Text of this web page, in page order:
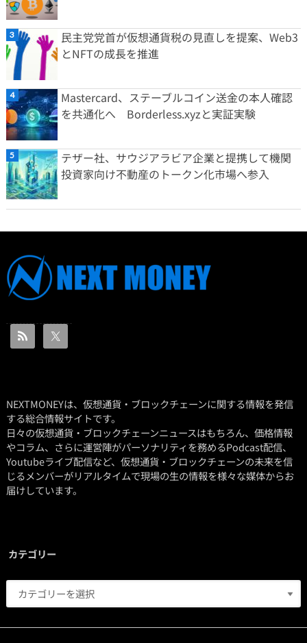
民主党党首が仮想通貨税の見直しを提案、Web3
とNFTの成長を推進
Mastercard、ステーブルコイン送金の本人確認
を共通化へ Borderless.xyzと実証実験
テザー社、サウジアラビア企業と提携して機関
投資家向け不動産のトークン化市場へ参入
NEXTMONEYは、仮想通貨・ブロックチェーンに関する情報を発信
する総合情報サイトです。
日々の仮想通貨・ブロックチェーンニュースはもちろん、価格情報
やコラム、さらに運営陣がパーソナリティを務めるPodcast配信、
Youtubeライブ配信など、仮想通貨・ブロックチェーンの未来を信
じるメンバーがリアルタイムで現場の生の情報を様々な媒体からお
届けしています。
カテゴリー